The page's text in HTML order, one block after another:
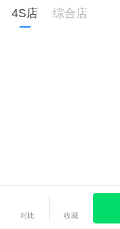
4S店 综合店
对比 收藏